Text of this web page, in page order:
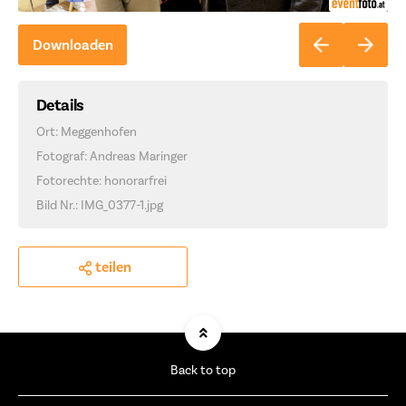
Downloaden
Details
Ort: Meggenhofen
Fotograf: Andreas Maringer
Fotorechte: honorarfrei
Bild Nr.: IMG_0377-1.jpg
teilen
Back to top